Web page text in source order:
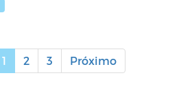
1 2 3 Próximo